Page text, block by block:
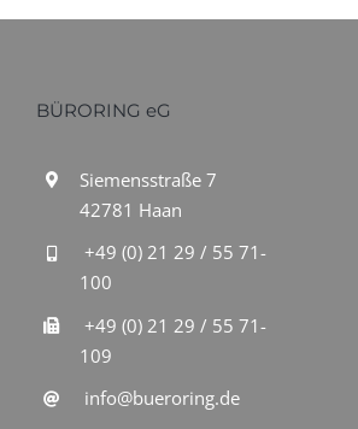
BÜRORING eG
Siemensstraße 7
42781 Haan
+49 (0) 21 29 / 55 71-
100
+49 (0) 21 29 / 55 71-
109
info@bueroring.de